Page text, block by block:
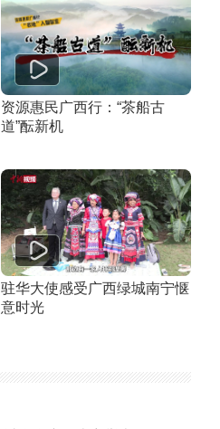
资源惠民广西行：“茶船古
道”酝新机
驻华大使感受广西绿城南宁惬
意时光